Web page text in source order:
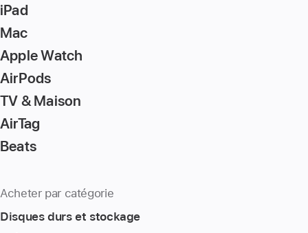
iPad
Mac
Apple Watch
AirPods
TV & Maison
AirTag
Beats
Acheter par catégorie
Disques durs et stockage